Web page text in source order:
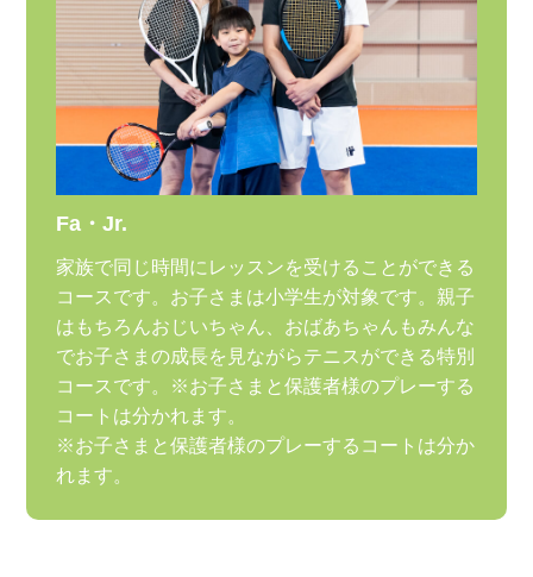
Fa・Jr.
家族で同じ時間にレッスンを受けることができる
コースです。お子さまは小学生が対象です。親子
はもちろんおじいちゃん、おばあちゃんもみんな
でお子さまの成長を見ながらテニスができる特別
コースです。※お子さまと保護者様のプレーする
コートは分かれます。
※お子さまと保護者様のプレーするコートは分か
れます。